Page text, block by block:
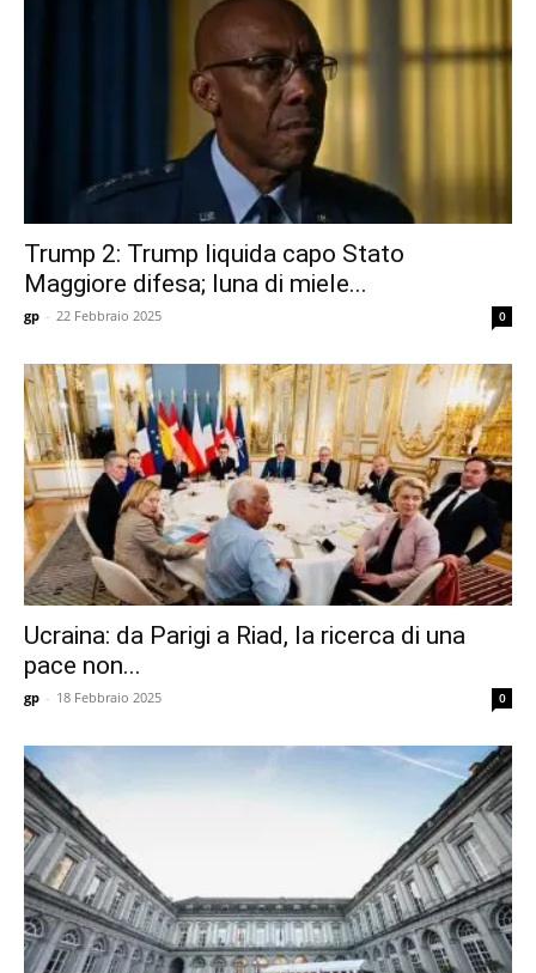
Trump 2: Trump liquida capo Stato
Maggiore difesa; luna di miele...
gp - 22 Febbraio 2025 0
Ucraina: da Parigi a Riad, la ricerca di una
pace non...
gp - 18 Febbraio 2025 0